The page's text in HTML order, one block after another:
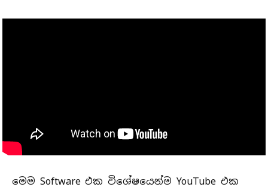
මෙම Software එක විශේෂයෙන්ම YouTube එක